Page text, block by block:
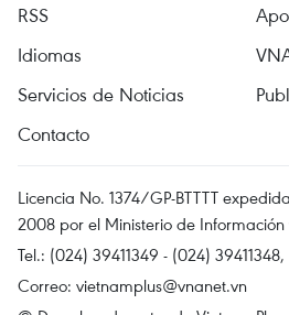
RSS
Idiomas
Servicios de Noticias
Contacto
Licencia No. 1374/GP-BTTTT
2008 por el Ministerio de
Tel.: (024) 39411349 - (024)
Correo: vietnamplus@vnanet.vn